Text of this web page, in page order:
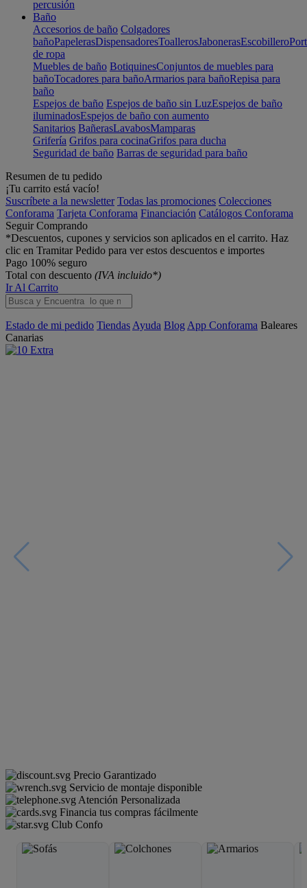
percusión
Baño
Accesorios de baño Colgadores
bañoPapelerasDispensadoresToallerosJabonerasEscobillero
de ropa
Muebles de baño BotiquinesConjuntos de muebles para
bañoTocadores para bañoArmarios para bañoRepisa para
baño
Espejos de baño Espejos de baño sin LuzEspejos de baño
iluminadosEspejos de baño con aumento
Sanitarios BañerasLavabosMamparas
Grifería Grifos para cocinaGrifos para ducha
Seguridad de baño Barras de seguridad para baño
Resumen de tu pedido
¡Tu carrito está vacío!
Suscríbete a la newsletter Todas las promociones Colecciones
Conforama Tarjeta Conforama Financiación Catálogos Conforama
Seguir Comprando
*Descuentos, cupones y servicios son aplicados en el carrito. Haz
clic en Tramitar Pedido para ver estos descuentos e importes
Pago 100% seguro
Total con descuento (IVA incluido*)
Ir Al Carrito
Estado de mi pedido Tiendas Ayuda Blog App Conforama Baleares
Canarias
Precio Garantizado
Servicio de montaje disponible
Atención Personalizada
Financia tus compras fácilmente
Club Confo